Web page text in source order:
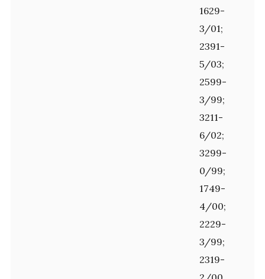
1629-
3/01;
2391-
5/03;
2599-
3/99;
3211-
6/02;
3299-
0/99;
1749-
4/00;
2229-
3/99;
2319-